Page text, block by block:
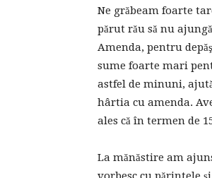
Ne grăbeam foarte
părut rău să nu
Amenda, pentru
sume foarte mari
astfel de minuni,
hârtia cu amenda.
ales că în termen de
La mănăstire am